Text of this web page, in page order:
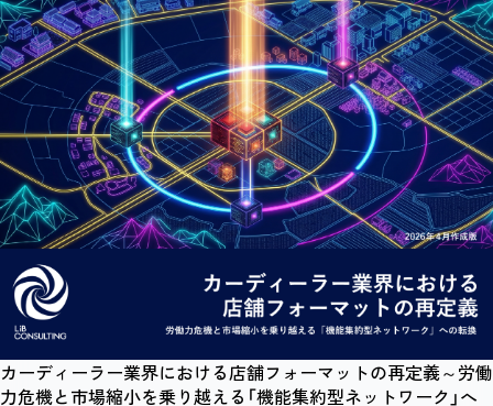
カーディーラー業界における店舗フォーマットの再定義～労働
力危機と市場縮小を乗り越える「機能集約型ネットワーク」へ